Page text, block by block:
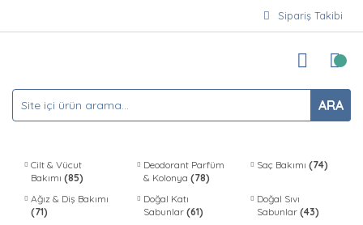
Sipariş Takibi
ARA
Cilt & Vücut
Bakımı (85)
Deodorant Parfüm
& Kolonya(78)
Saç Bakımı (74)
Ağız & Diş Bakımı
(71)
Doğal Katı
Sabunlar(61)
Doğal Sıvı
Sabunlar (43)